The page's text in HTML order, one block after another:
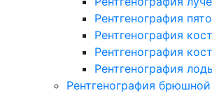
Рентгенография
Рентгенография
Рентгенография
Рентгенография
Рентгенография